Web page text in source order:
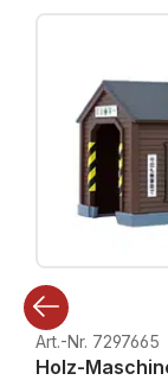
Produktgalerie
Art.-Nr. 7297665
Holz-